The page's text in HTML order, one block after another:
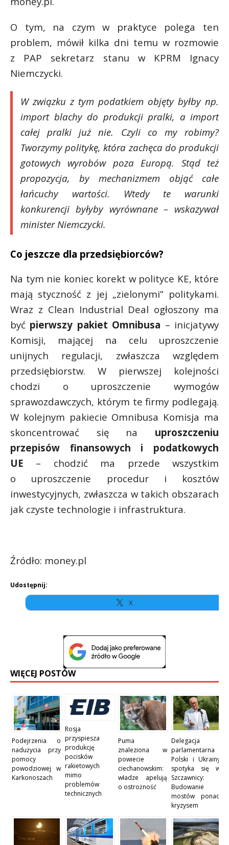
O tym, na czym w praktyce polega ten
problem, mówił kilka dni temu w rozmowie
z PAP sekretarz stanu w KPRM Ignacy
Niemczycki.
W związku z tym podatkiem objęty byłby np.
import blachy do produkcji pralki, a import
całej pralki już nie. Czyli co my robimy?
Tworzymy politykę, która zachęca do produkcji
gotowych wyrobów poza Europą. Stąd też
propozycja, by mechanizmem objąć całe
łańcuchy wartości. Wtedy te warunki
konkurencji byłyby wyrównane – wskazywał
minister Niemczycki.
Co jeszcze dla przedsiębiorców?
Na tym nie koniec korekt w polityce KE, które
mają styczność z jej „zielonymi” politykami.
Wraz z Clean Industrial Deal ogłoszony ma
być pierwszy pakiet Omnibusa – inicjatywy
Komisji, mającej na celu uproszczenie
unijnych regulacji, zwłaszcza względem
przedsiębiorstw. W pierwszej kolejności
chodzi o uproszczenie wymogów
sprawozdawczych, którym te firmy podlegają.
W kolejnym pakiecie Omnibusa Komisja ma
skoncentrować się na uproszczeniu
przepisów finansowych i podatkowych
UE – chodzić ma przede wszystkim
o uproszczenie procedur i kosztów
inwestycyjnych, zwłaszcza w takich obszarach
jak czyste technologie i infrastruktura.
Źródło: money.pl
Udostępnij:
X
WIĘCEJ POSTÓW
Podejrzenia o
nadużycia przy
pomocy
powodziowej w
Karkonoszach
Rosja
przyspiesza
produkcję
pocisków
rakietowych
mimo
problemów
technicznych
Puma
znaleziona w
powiecie
ciechanowskim:
władze apelują
o ostrożność
Delegacja
parlamentarna
Polski i Ukrainy
spotyka się w
Szczawnicy:
Budowanie
mostów ponad
kryzysem